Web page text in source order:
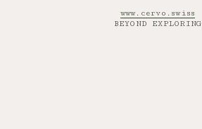
www.cervo.swiss
BEYOND EXPLORING